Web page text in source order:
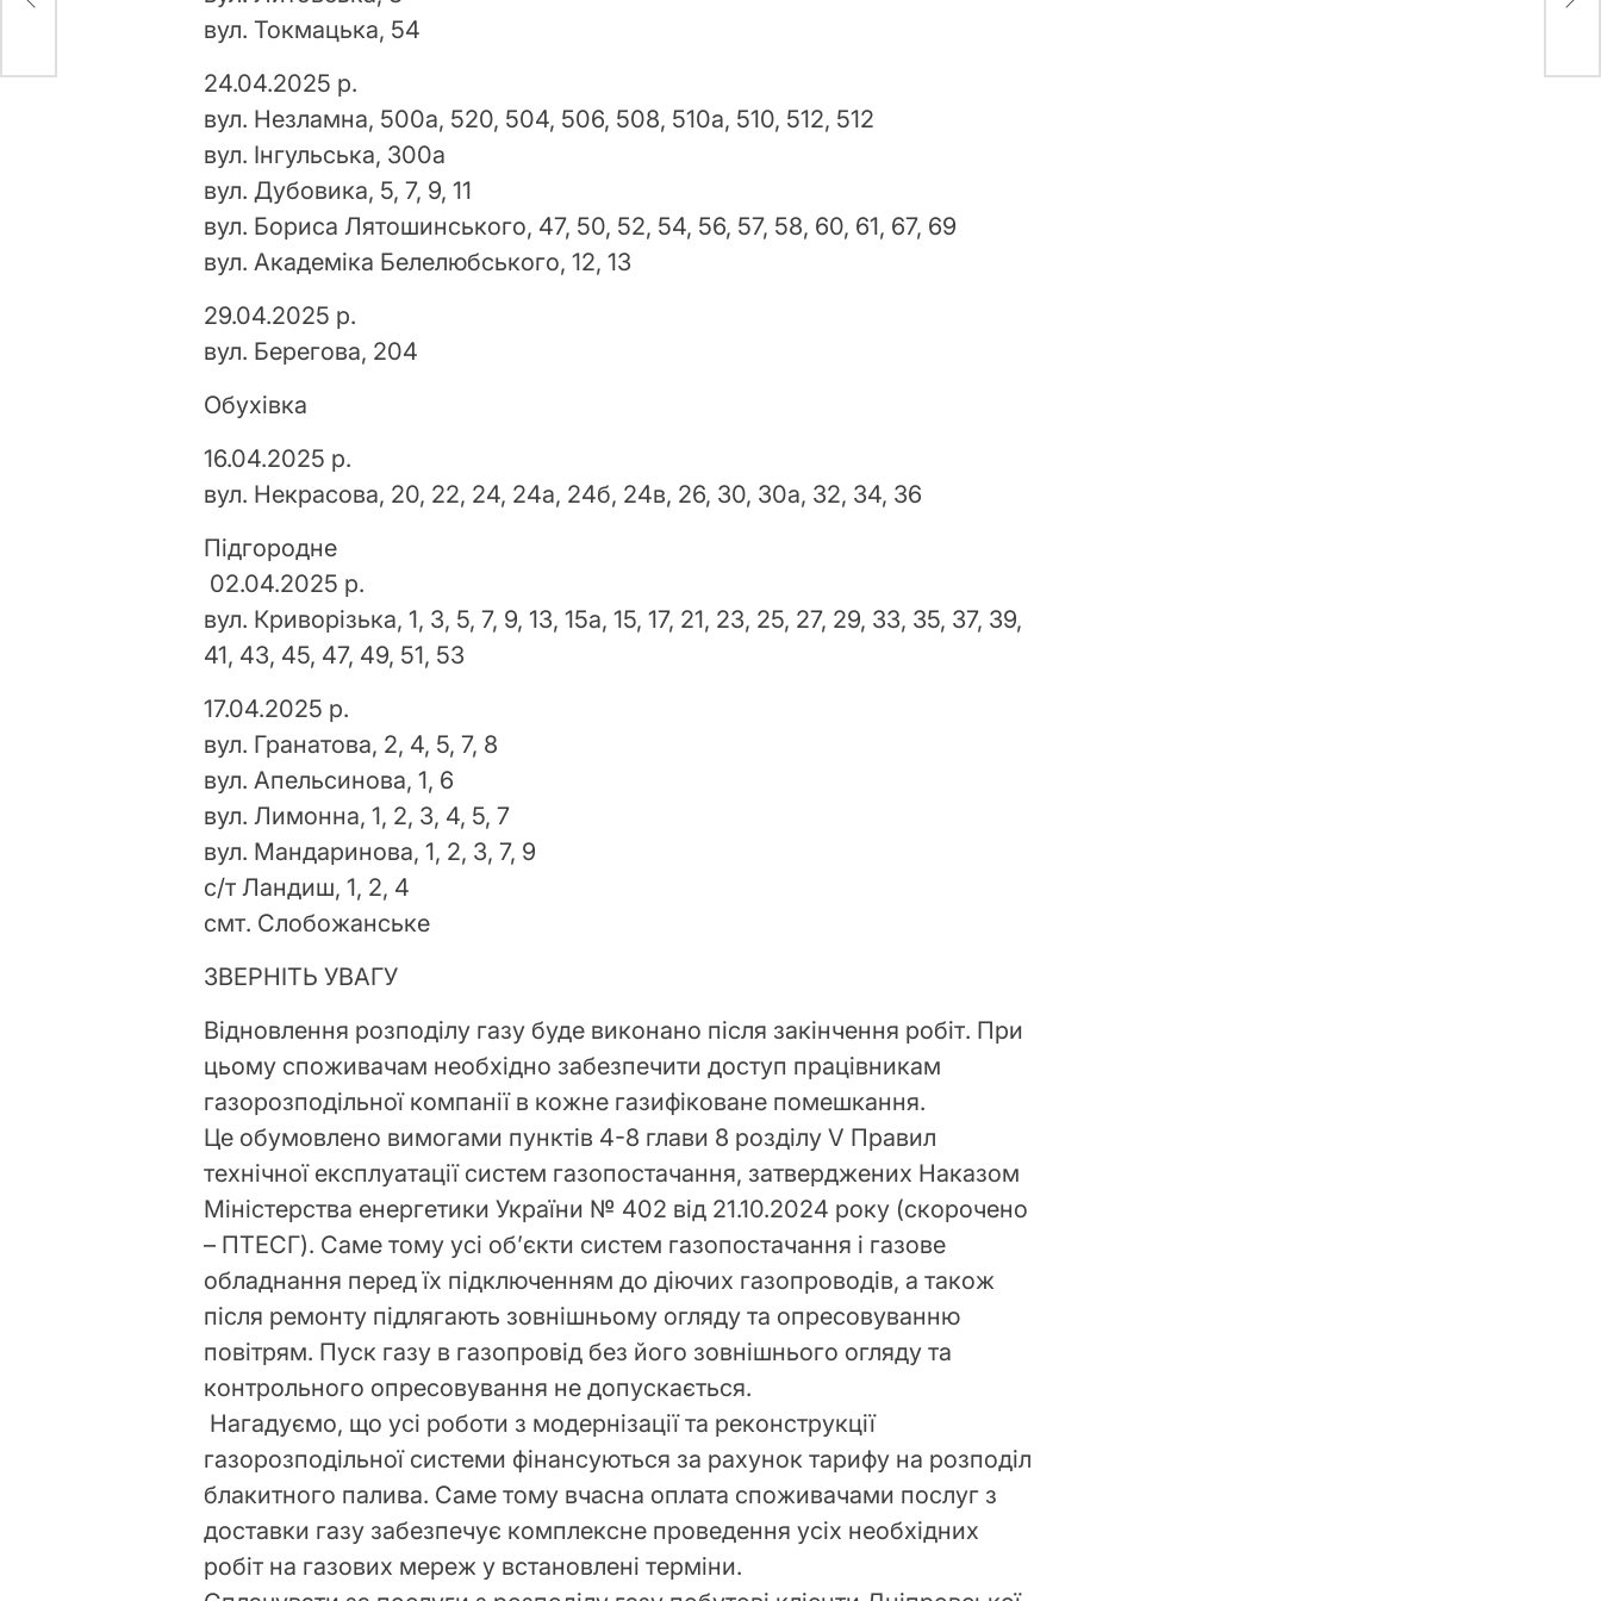
вул. Токмацька, 54
24.04.2025 р.
вул. Незламна, 500а, 520, 504, 506, 508, 510а, 510, 512, 512
вул. Інгульська, 300а
вул. Дубовика, 5, 7, 9, 11
вул. Бориса Лятошинського, 47, 50, 52, 54, 56, 57, 58, 60, 61, 67, 69
вул. Академіка Белелюбського, 12, 13
29.04.2025 р.
вул. Берегова, 204
Обухівка
16.04.2025 р.
вул. Некрасова, 20, 22, 24, 24а, 24б, 24в, 26, 30, 30а, 32, 34, 36
Підгородне
02.04.2025 р.
вул. Криворізька, 1, 3, 5, 7, 9, 13, 15а, 15, 17, 21, 23, 25, 27, 29, 33, 35, 37, 39,
41, 43, 45, 47, 49, 51, 53
17.04.2025 р.
вул. Гранатова, 2, 4, 5, 7, 8
вул. Апельсинова, 1, 6
вул. Лимонна, 1, 2, 3, 4, 5, 7
вул. Мандаринова, 1, 2, 3, 7, 9
с/т Ландиш, 1, 2, 4
смт. Слобожанське
ЗВЕРНІТЬ УВАГУ
Відновлення розподілу газу буде виконано після закінчення робіт. При
цьому споживачам необхідно забезпечити доступ працівникам
газорозподільної компанії в кожне газифіковане помешкання.
Це обумовлено вимогами пунктів 4-8 глави 8 розділу V Правил
технічної експлуатації систем газопостачання, затверджених Наказом
Міністерства енергетики України № 402 від 21.10.2024 року (скорочено
– ПТЕСГ). Саме тому усі об’єкти систем газопостачання і газове
обладнання перед їх підключенням до діючих газопроводів, а також
після ремонту підлягають зовнішньому огляду та опресовуванню
повітрям. Пуск газу в газопровід без його зовнішнього огляду та
контрольного опресовування не допускається.
Нагадуємо, що усі роботи з модернізації та реконструкції
газорозподільної системи фінансуються за рахунок тарифу на розподіл
блакитного палива. Саме тому вчасна оплата споживачами послуг з
доставки газу забезпечує комплексне проведення усіх необхідних
робіт на газових мереж у встановлені терміни.